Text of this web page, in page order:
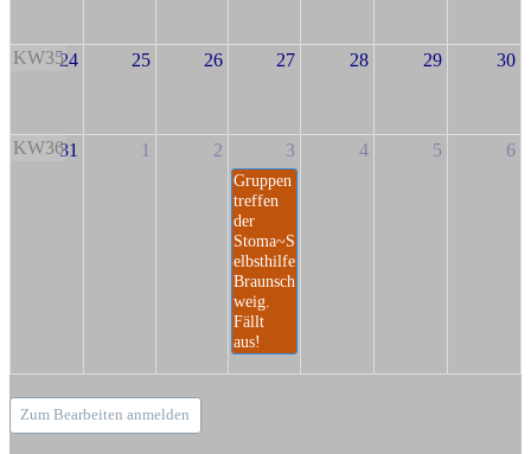
KW3524 25 26 27 28 29 30
KW3631 1 2 3
Gruppen
treffen
der
Stoma~S
elbsthilfe
Braunsch
weig.
Fällt
aus!
4 5 6
Zum Bearbeiten anmelden